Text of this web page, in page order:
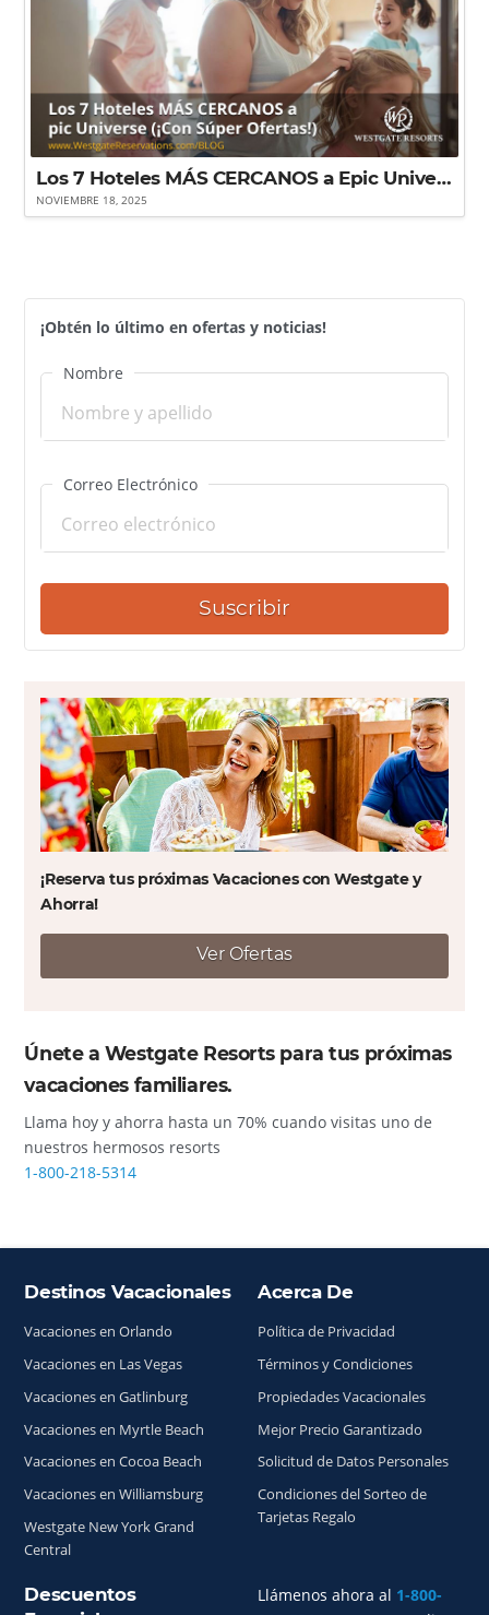
Los 7 Hoteles MÁS CERCANOS a Epic Universe (¡Con Súper Ofertas!)
NOVIEMBRE 18, 2025
¡Obtén lo último en ofertas y noticias!
Nombre
Correo Electrónico
Suscribir
¡Reserva tus próximas Vacaciones con Westgate y
Ahorra!
Ver Ofertas
Únete a Westgate Resorts para tus próximas
vacaciones familiares.
Llama hoy y ahorra hasta un 70% cuando visitas uno de
nuestros hermosos resorts
1-800-218-5314
Índice del sitio
Llámenos ahora al 1-800-
Destinos Vacacionales
Vacaciones en Orlando
Vacaciones en Las Vegas
Vacaciones en Gatlinburg
Vacaciones en Myrtle Beach
Vacaciones en Cocoa Beach
Vacaciones en Williamsburg
Westgate New York Grand
Central
Acerca De
Política de Privacidad
Términos y Condiciones
Propiedades Vacacionales
Mejor Precio Garantizado
Solicitud de Datos Personales
Condiciones del Sorteo de
Tarjetas Regalo
Descuentos